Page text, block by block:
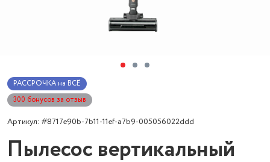
РАССРОЧКА на ВСЁ
300 бонусов за отзыв
Артикул: #8717e90b-7b11-11ef-a7b9-005056022ddd
Пылесос вертикальный